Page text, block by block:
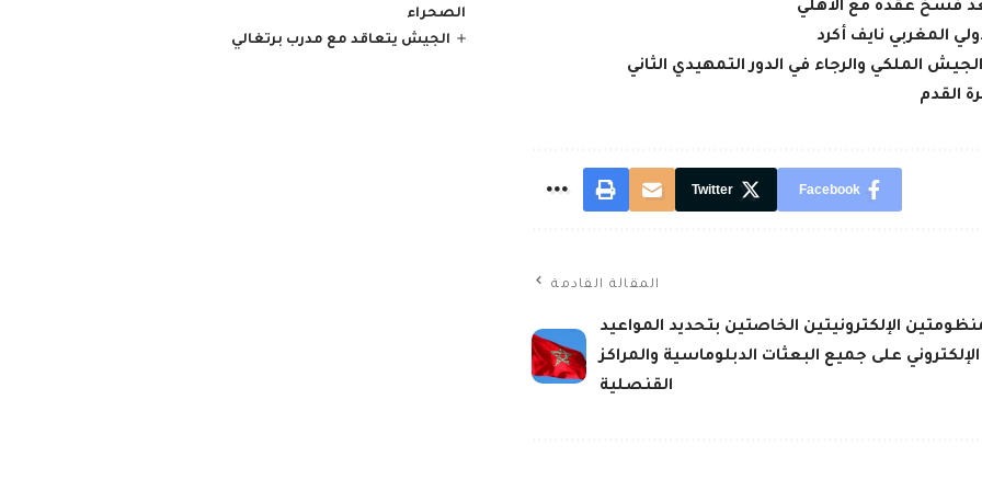
فسخ عقده مع الأهلي
المغربي نايف أكرد
الملكي والرجاء في الدور التمهيدي الثاني
القدم
Facebook
Twitter
المقالة القادمة
الإلكترونيتين الخاصتين بتحديد المواعيد
الإلكتروني على جميع البعثات الدبلوماسية والمراكز
القنصلية
الصحراء
الجيش يتعاقد مع مدرب برتغالي